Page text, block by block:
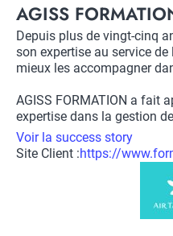
Title
AGISS
Description
Depuis plus de vingt-cinq
son expertise au service
mieux les accompagner
AGISS FORMATION a fait
expertise dans la gestion
Voir la success story
Site Client :Lien
https://